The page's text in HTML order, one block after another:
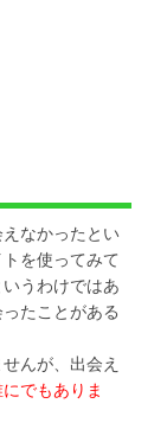
なかったとい
を使ってみて
うわけではあ
たことがある
んが、出会え
でもありま